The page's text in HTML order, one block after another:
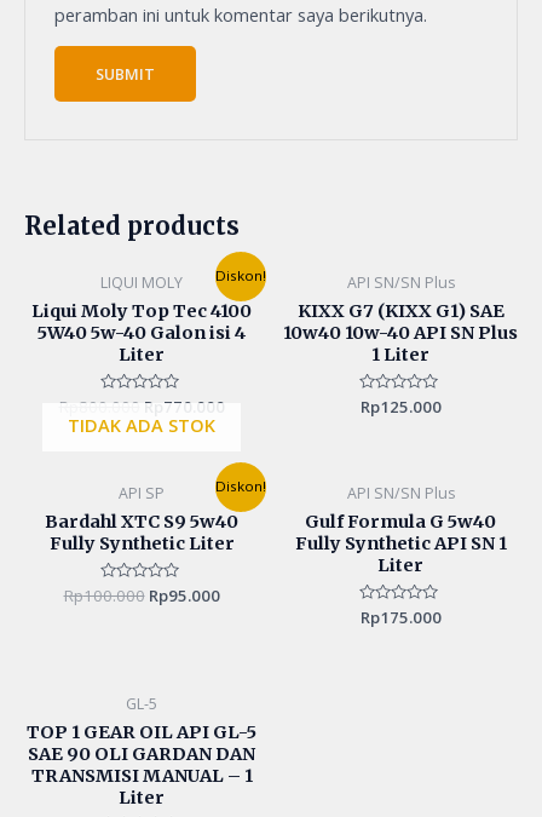
peramban ini untuk komentar saya berikutnya.
Related products
Diskon!
LIQUI MOLY
Liqui Moly Top Tec 4100
5W40 5w-40 Galon isi 4
Liter
Rated
0
out
Rp 800.000
price
was:
Rp800.000.
Rp 770.000
Current
price
is:
Rp770.000.
API SN/SN Plus
KIXX G7 (KIXX G1) SAE
10w40 10w-40 API SN Plus
1 Liter
Rated
0
Rp125.000
Diskon!
TIDAK ADA STOK
API SP
Bardahl XTC S9 5w40
Fully Synthetic Liter
Rated
0
Rp100.000
price
was:
Rp100.000.
Rp95.000
Current
price
is:
Rp95.000.
API SN/SN Plus
Gulf Formula G 5w40
Fully Synthetic API SN 1
Liter
Rated
0
Rp175.000
GL-5
TOP 1 GEAR OIL API GL-5
SAE 90 OLI GARDAN DAN
TRANSMISI MANUAL – 1
Liter